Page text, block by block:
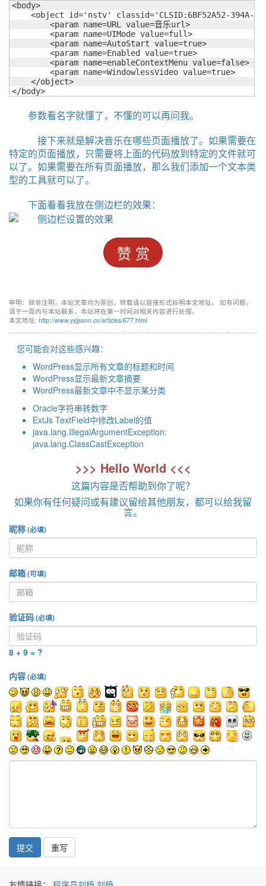
<body>
<object id='nstv' classid='CLSID:6BF52A52-394A-
    </object>
</body>
参数看名字就懂了，不懂的可以再问我。
接下来就是解决音乐在哪些页面播放了。如果需要在
特定的页面播放，只需要将上面的代码放到特定的文件就可
以了。如果需要在所有页面播放，那么我们添加一个文本类
型的工具就可以了。
下面看看我放在侧边栏的效果：
赞 赏
申明：除非注明，本站文章均为原创，转载请以链接形式标明本文地址。 如有问题，
请于一周内与本站联系，本站将在第一时间对相关内容进行处理。
本文地址: http://www.yyjjssnn.cn/articles/677.html
您可能会对这些感兴趣：
WordPress显示所有文章的标题和时间
WordPress显示最新文章摘要
WordPress最新文章中不显示某分类
Oracle字符串转数字
ExtJs TextField中修改Label的值
java.lang.IllegalArgumentException:
java.lang.ClassCastException
>>> Hello World <<<
这篇内容是否帮助到你了呢？
如果你有任何疑问或有建议留给其他朋友，都可以给我留
言。
昵称(必填)
邮箱(可填)
验证码(必填)
8 + 9 = ?
内容(必填)
提交